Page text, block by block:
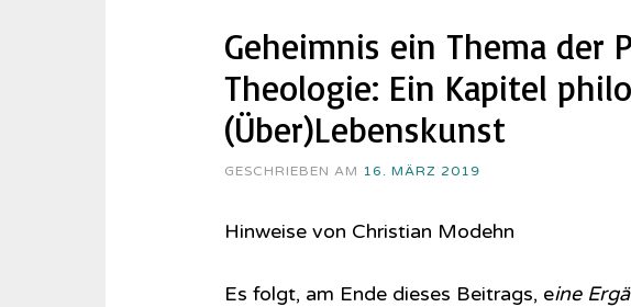
Geheimnis ein Thema der
Theologie: Ein Kapitel
(Über)Lebenskunst
GESCHRIEBEN AM 16. MÄRZ 2019
Hinweise von Christian Modehn
Es folgt, am Ende dieses Beitrags, eine